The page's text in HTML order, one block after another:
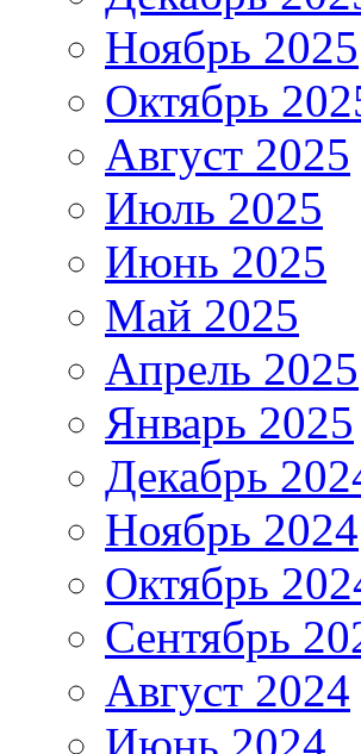
Ноябрь 2025
Октябрь
Август 2025
Июль 2025
Июнь 2025
Май 2025
Апрель 2025
Январь 2025
Декабрь
Ноябрь 2024
Октябрь
Сентябрь
Август 2024
Июнь 2024